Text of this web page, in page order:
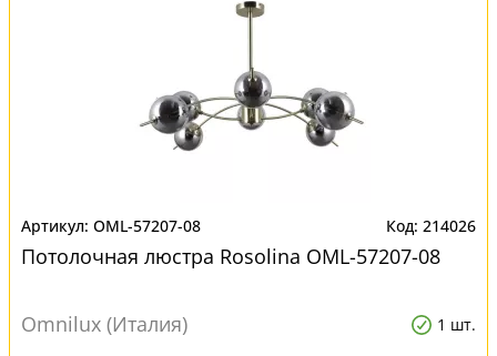
OML-57207-08 214026
Потолочная люстра Rosolina OML-57207-08
Omnilux (Италия) 1 шт.